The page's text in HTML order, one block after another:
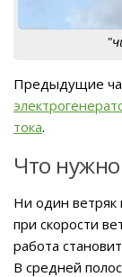
Предыдущие
тока.
Что нужно
Ни один ветряк
при скорости
работа
В средней